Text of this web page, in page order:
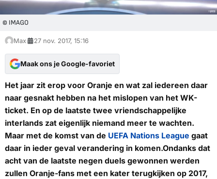
© IMAGO
Max 27 nov. 2017, 15:16
Maak ons je Google-favoriet
Het jaar zit erop voor Oranje en wat zal iedereen daar
naar gesnakt hebben na het mislopen van het WK-
ticket. En op de laatste twee vriendschappelijke
interlands zat eigenlijk niemand meer te wachten.
Maar met de komst van de UEFA Nations League gaat
daar in ieder geval verandering in komen.Ondanks dat
acht van de laatste negen duels gewonnen werden
zullen Oranje-fans met een kater terugkijken op 2017,